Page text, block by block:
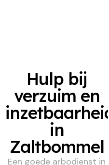
Hulp bij
verzuim en
inzetbaarheid
in
Zaltbommel
Een goede arbodienst in